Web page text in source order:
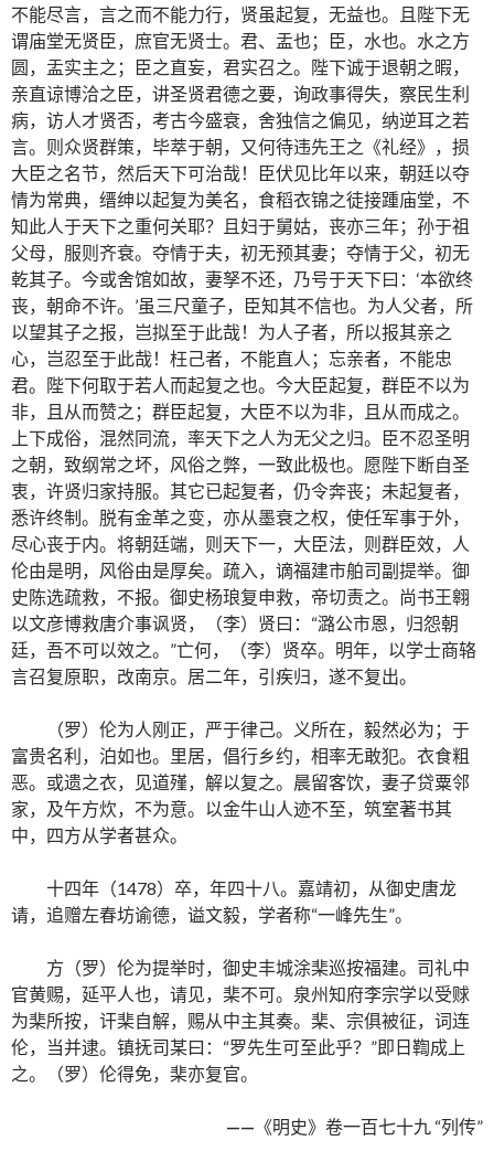
不能尽言，言之而不能力行，贤虽起复，无益也。且陛下无
谓庙堂无贤臣，庶官无贤士。君、盂也；臣，水也。水之方
圆，盂实主之；臣之直妄，君实召之。陛下诚于退朝之暇，
亲直谅博洽之臣，讲圣贤君德之要，询政事得失，察民生利
病，访人才贤否，考古今盛衰，舍独信之偏见，纳逆耳之若
言。则众贤群策，毕萃于朝，又何待违先王之《礼经》，损
大臣之名节，然后天下可治哉！臣伏见比年以来，朝廷以夺
情为常典，缙绅以起复为美名，食稻衣锦之徒接踵庙堂，不
知此人于天下之重何关耶？且妇于舅姑，丧亦三年；孙于祖
父母，服则齐衰。夺情于夫，初无预其妻；夺情于父，初无
乾其子。今或舍馆如故，妻孥不还，乃号于天下曰：‘本欲终
丧，朝命不许。’虽三尺童子，臣知其不信也。为人父者，所
以望其子之报，岂拟至于此哉！为人子者，所以报其亲之
心，岂忍至于此哉！枉己者，不能直人；忘亲者，不能忠
君。陛下何取于若人而起复之也。今大臣起复，群臣不以为
非，且从而赞之；群臣起复，大臣不以为非，且从而成之。
上下成俗，混然同流，率天下之人为无父之归。臣不忍圣明
之朝，致纲常之坏，风俗之弊，一致此极也。愿陛下断自圣
衷，许贤归家持服。其它已起复者，仍令奔丧；未起复者，
悉许终制。脱有金革之变，亦从墨衰之权，使任军事于外，
尽心丧于内。将朝廷端，则天下一，大臣法，则群臣效，人
伦由是明，风俗由是厚矣。疏入，谪福建市舶司副提举。御
史陈选疏救，不报。御史杨琅复申救，帝切责之。尚书王翱
以文彦博救唐介事讽贤，（李）贤曰：“潞公市恩，归怨朝
廷，吾不可以效之。”亡何，（李）贤卒。明年，以学士商辂
言召复原职，改南京。居二年，引疾归，遂不复出。
（罗）伦为人刚正，严于律己。义所在，毅然必为；于
富贵名利，泊如也。里居，倡行乡约，相率无敢犯。衣食粗
恶。或遗之衣，见道殣，解以复之。晨留客饮，妻子贷粟邻
家，及午方炊，不为意。以金牛山人迹不至，筑室著书其
中，四方从学者甚众。
十四年（1478）卒，年四十八。嘉靖初，从御史唐龙
请，追赠左春坊谕德，谥文毅，学者称“一峰先生”。
方（罗）伦为提举时，御史丰城涂棐巡按福建。司礼中
官黄赐，延平人也，请见，棐不可。泉州知府李宗学以受赇
为棐所按，讦棐自解，赐从中主其奏。棐、宗俱被征，词连
伦，当并逮。镇抚司某曰：“罗先生可至此乎？”即日鞫成上
之。（罗）伦得免，棐亦复官。
—— 《明史》卷一百七十九 “列传”